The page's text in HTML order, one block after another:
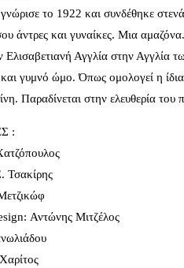
το 1922 και συνδέθηκε
άντρες και γυναίκες. Μια
Ελισαβετιανή Αγγλία στην
γυμνό ώμο. Όπως ομολογεί η
Παραδίνεται στην ελευθερία του
:
Τσακίρης
Αντώνης Μιτζέλος